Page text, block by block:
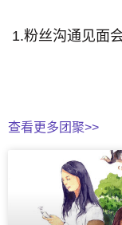
1.粉丝沟通见面
查看更多团聚>>